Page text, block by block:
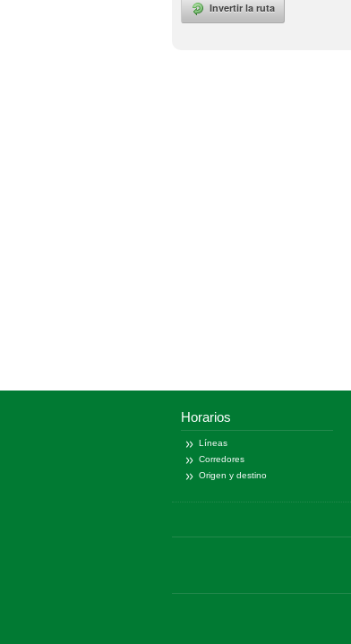
Invertir la ruta
Horarios
Líneas
Corredores
Origen y destino